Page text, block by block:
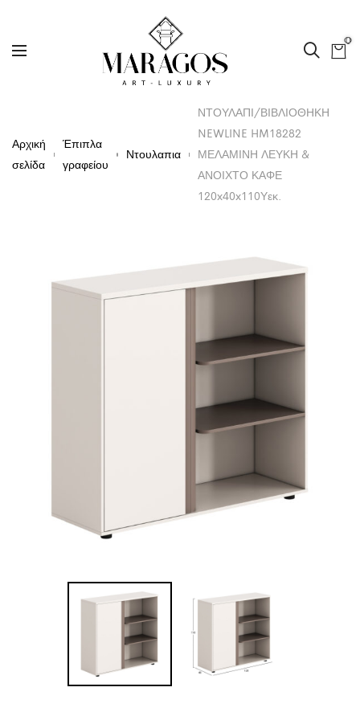
0
Αρχική
σελίδα
Έπιπλα
γραφείου
Ντουλαπια
ΝΤΟΥΛΑΠΙ/ΒΙΒΛΙΟΘΗΚΗ
NEWLINE HM18282
ΜΕΛΑΜΙΝΗ ΛΕΥΚΗ &
ΑΝΟΙΧΤΟ ΚΑΦΕ
120x40x110Υεκ.